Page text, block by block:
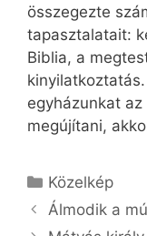
összegezte
tapasztalatait:
Biblia, a
egyházunkat
megújítani,
Kategória
Közelkép
Álmodik a